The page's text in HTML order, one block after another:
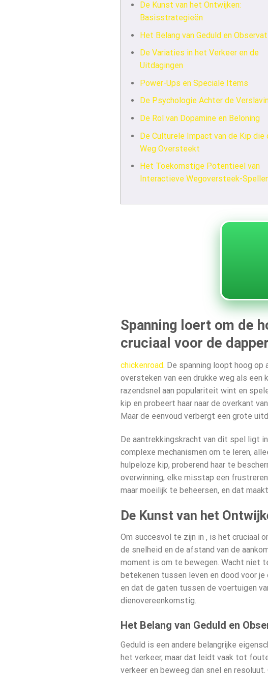
De Kunst van het Ontwijken:
Basisstrategieën
Het Belang van Geduld en
De Variaties in het Verkeer en de
Uitdagingen
Power-Ups en Speciale Items
De Psychologie Achter de
De Rol van Dopamine en Beloning
De Culturele Impact van de Kip die
Weg Oversteekt
Het Toekomstige Potentieel van
Interactieve Wegoversteek-
Spanning loert om de
cruciaal voor de
chickenroad. De spanning loopt hoog
oversteken van een drukke weg als een
razendsnel aan populariteit wint en
kip en probeert haar naar de overkant
Maar de eenvoud verbergt een grote
De aantrekkingskracht van dit spel ligt
complexe mechanismen om te leren,
hulpeloze kip, proberend haar te
overwinning, elke misstap een
maar moeilijk te beheersen, en dat
De Kunst van het
Om succesvol te zijn in , is het cruciaal
de snelheid en de afstand van de
moment is om te bewegen. Wacht niet
betekenen tussen leven en dood voor
en dat de gaten tussen de voertuigen
dienovereenkomstig.
Het Belang van Geduld en
Geduld is een andere belangrijke
het verkeer, maar dat leidt vaak tot
verkeer en beweeg dan snel en